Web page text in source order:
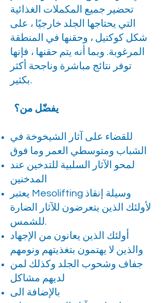
تحضير جميع المكملات الغذائية
التي يحتاجها الجلد خارجيًا ، على
شكل كوكتيل ، وحقنها في المنطقة
المرغوبة. وبما أنه يتم حقنها ، فإنها
توفر نتائج مباشرة وناجحة أكثر
بكثير.
يفضّل من؟
للقضاء على آثار الشيخوخة في
الشباب ومتوسطي العمر وما فوق
لمحو الآثار السلبية للتدخين عند
المدخنين
يعتبر Mesolifting وسيلة إنقاذ
لأولئك الذين يتعرضون للآثار الضارة
للشمس.
أولئك الذين يعانون من الإجهاد
والذين لا يهتمون بتغذيتهم ونومهم
جفاف وشحوب الجلد وكذلك لمن
لديهم مشاكل
بالإضافة الى